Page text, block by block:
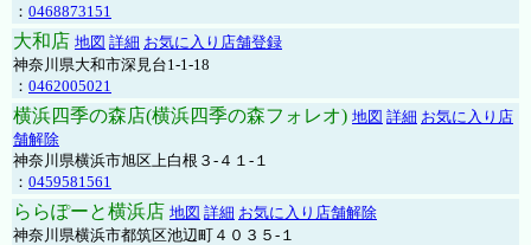
： 0468873151
大和店 地図 詳細 お気に入り店舗登録
神奈川県大和市深見台1-1-18
： 0462005021
横浜四季の森店(横浜四季の森フォレオ) 地図 詳細 お気に入り店
舗解除
神奈川県横浜市旭区上白根３-４１-１
： 0459581561
ららぽーと横浜店 地図 詳細 お気に入り店舗解除
神奈川県横浜市都筑区池辺町４０３５-１